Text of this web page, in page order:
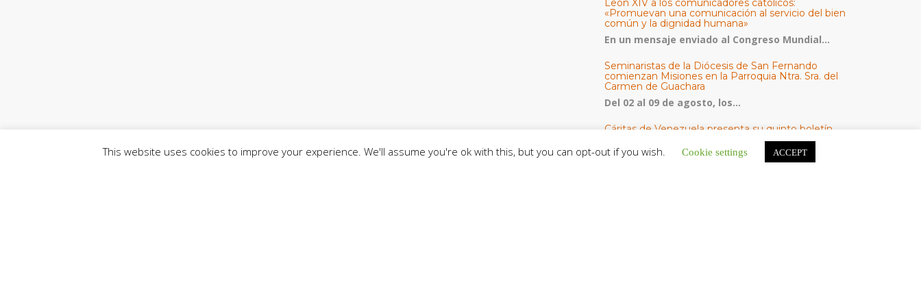
León XIV a los comunicadores católicos:
«Promuevan una comunicación al servicio del bien
común y la dignidad humana»
En un mensaje enviado al Congreso Mundial...
Seminaristas de la Diócesis de San Fernando
comienzan Misiones en la Parroquia Ntra. Sra. del
Carmen de Guachara
Del 02 al 09 de agosto, los...
Cáritas de Venezuela presenta su quinto boletín
sobre la atención a familias tras los terremotos
Cáritas de Venezuela publicó este martes 4...
This website uses cookies to improve your experience. We'll assume you're ok with this, but you can opt-out if you wish. Cookie settings ACCEPT